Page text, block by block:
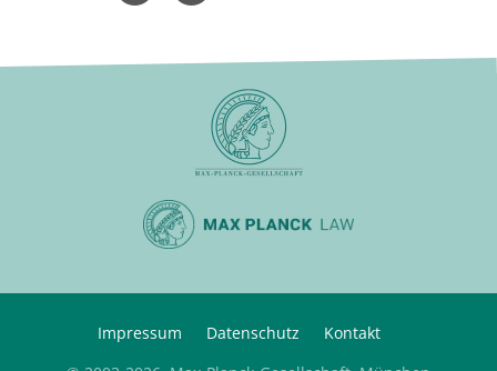
Impressum Datenschutz
Kontakt